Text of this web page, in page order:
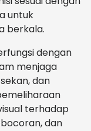
untuk
berkala.
dengan
menjaga
dan
terhadap
dan